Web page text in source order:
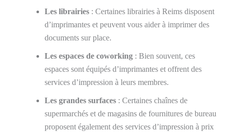
Les librairies : Certaines librairies à Reims disposent
d’imprimantes et peuvent vous aider à imprimer des
documents sur place.
Les espaces de coworking : Bien souvent, ces
espaces sont équipés d’imprimantes et offrent des
services d’impression à leurs membres.
Les grandes surfaces : Certaines chaînes de
supermarchés et de magasins de fournitures de bureau
proposent également des services d’impression à prix